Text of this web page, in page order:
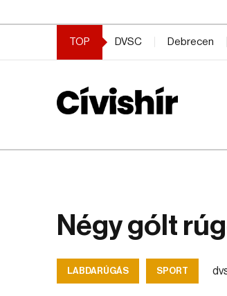
TOP DVSC Debrecen
Négy gólt
LABDARÚGÁS SPORT